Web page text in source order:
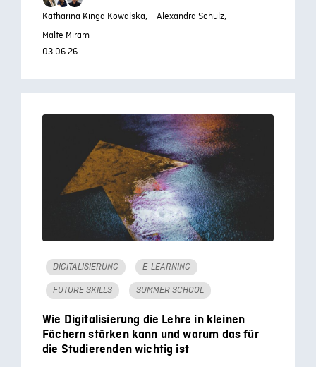
Katharina Kinga Kowalska,
Alexandra Schulz,
Malte Miram
03.06.26
DIGITALISIERUNG E-LEARNING
FUTURE SKILLS SUMMER SCHOOL
Wie Digitalisierung die Lehre in kleinen
Fächern stärken kann und warum das für
die Studierenden wichtig ist